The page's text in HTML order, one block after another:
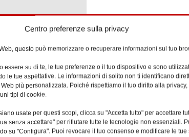
Centro preferenze sulla privacy
questo può memorizzare o recuperare informazioni sul tuo
essere su di te, le tue preferenze o il tuo dispositivo e sono
le tue aspettative. Le informazioni di solito non ti identificano
più personalizzata. Poiché rispettiamo il tuo diritto alla
tipi di cookie.
usate per questi scopi, clicca su "Accetta tutto" per accettare
senza accettare" per rifiutare tutte le tecnologie non essenziali.
su "Configura". Puoi revocare il tuo consenso e modificare le tue